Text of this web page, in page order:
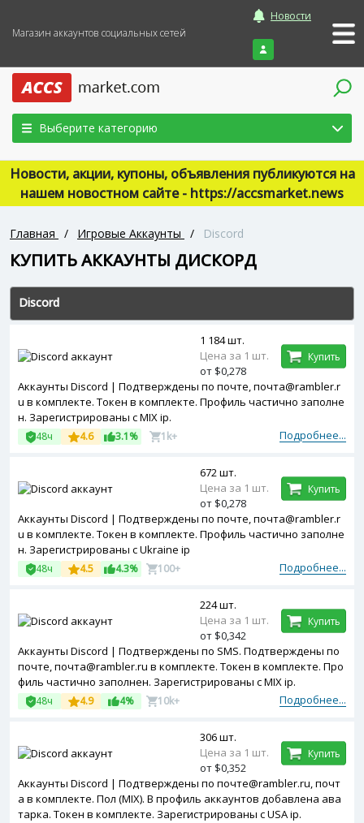
Магазин аккаунтов социальных сетей
Новости
Войти
Выберите категорию
Новости, акции, купоны, объявления публикуются на
нашем новостном сайте - https://accsmarket.news
Главная / Игровые Аккаунты / Discord
КУПИТЬ АККАУНТЫ ‎ДИСКОРД
Discord
Аккаунты Discord | Подтверждены по почте, почта@rambler.r
u в комплекте. Токен в комплекте. Профиль частично заполне
н. Зарегистрированы с MIX ip.
Подробнее...
48ч 4.6 3.1% 1k+
1 184 шт.
Цена за 1 шт.
от $0,278
Купить
Аккаунты Discord | Подтверждены по почте, почта@rambler.r
u в комплекте. Токен в комплекте. Профиль частично заполне
н. Зарегистрированы с Ukraine ip
Подробнее...
48ч 4.5 4.3% 100+
672 шт.
Цена за 1 шт.
от $0,278
Купить
Аккаунты Discord | Подтверждены по SMS. Подтверждены по
почте, почта@rambler.ru в комплекте. Токен в комплекте. Про
филь частично заполнен. Зарегистрированы с MIX ip.
Подробнее...
48ч 4.9 4% 10k+
224 шт.
Цена за 1 шт.
от $0,342
Купить
Аккаунты Discord | Подтверждены по почте@rambler.ru, почт
а в комплекте. Пол (MIX). В профиль аккаунтов добавлена ава
тарка. Токен в комплекте. Зарегистрированы с USA ip.
306 шт.
Цена за 1 шт.
от $0,352
Купить